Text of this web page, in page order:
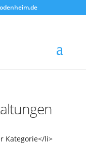
Kategorie</li>